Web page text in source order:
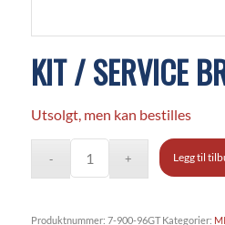
KIT / SERVICE
Utsolgt, men kan bestilles
Legg til
Produktnummer: 7-900-96GT Kategorier: